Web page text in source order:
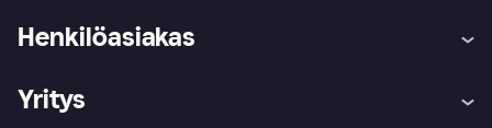
Henkilöasiakas
Ohje
Kirjaudu sisään
Yritys